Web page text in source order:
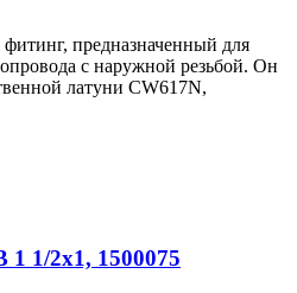
предназначенный для
с наружной резьбой. Он
латуни CW617N,
1/2х1, 1500075